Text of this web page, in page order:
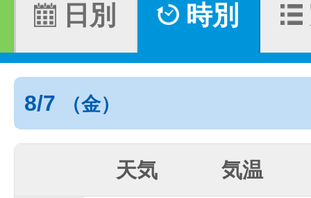
日別 時別
8/7 （金）
天気 気温